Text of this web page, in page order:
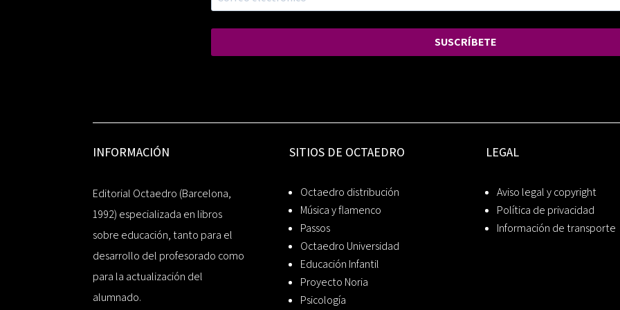
SUSCRÍBETE
INFORMACIÓN
Editorial Octaedro (Barcelona,
1992) especializada en libros
sobre educación, tanto para el
desarrollo del profesorado como
para la actualización del
alumnado.
SITIOS DE OCTAEDRO
Octaedro distribución
Música y flamenco
Passos
Octaedro Universidad
Educación Infantil
Proyecto Noria
Psicología
LEGAL
Aviso legal y copyright
Política de privacidad
Información de transporte